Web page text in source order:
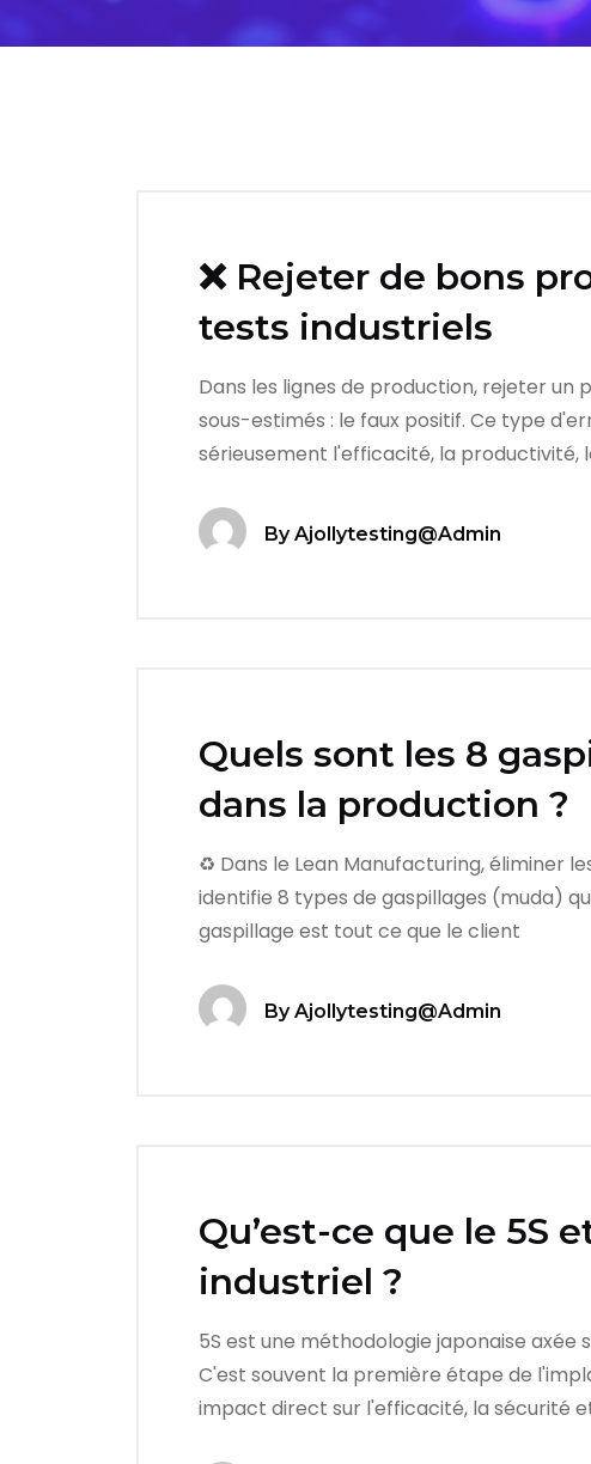
❌ Rejeter de bons
tests industriels
Dans les lignes de production, rejeter
sous-estimés : le faux positif. Ce type
sérieusement l'efficacité, la productivité,
ByAjollytesting@admin
Quels sont les 8
dans la production ?
♻️ Dans le Lean Manufacturing, éliminer
identifie 8 types de gaspillages (muda)
gaspillage est tout ce que le client
ByAjollytesting@admin
Qu’est-ce que le 5S
industriel ?
5S est une méthodologie japonaise
C'est souvent la première étape de
impact direct sur l'efficacité, la sécurité